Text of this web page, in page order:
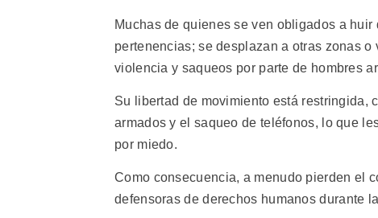
Muchas de quienes se ven obligados a
pertenencias; se desplazan a otras zonas
violencia y saqueos por parte de hombres
Su libertad de movimiento está restringida,
armados y el saqueo de teléfonos, lo que
por miedo.
Como consecuencia, a menudo pierden el
defensoras de derechos humanos durante